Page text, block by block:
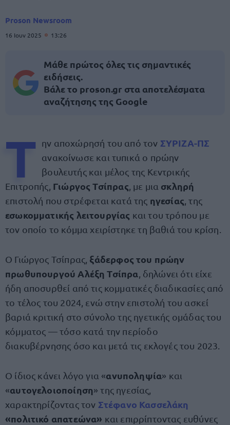
Proson Newsroom
16 Ιουν 2025 13:26
Μάθε πρώτος όλες τις σημαντικές
ειδήσεις.
Βάλε το proson.gr στα αποτελέσματα
αναζήτησης της Google
Τ ην αποχώρησή του από τον ΣΥΡΙΖΑ-ΠΣ
ανακοίνωσε και τυπικά ο πρώην
βουλευτής και μέλος της Κεντρικής
Επιτροπής, Γιώργος Τσίπρας , με μια σκληρή
επιστολή που στρέφεται κατά της ηγεσίας , της
εσωκομματικής λειτουργίας και του τρόπου με
τον οποίο το κόμμα χειρίστηκε τη βαθιά του κρίση.
Ο Γιώργος Τσίπρας, ξάδερφος του πρώην
πρωθυπουργού Αλέξη Τσίπρα , δηλώνει ότι είχε
ήδη αποσυρθεί από τις κομματικές διαδικασίες από
το τέλος του 2024, ενώ στην επιστολή του ασκεί
βαριά κριτική στο σύνολο της ηγετικής ομάδας του
κόμματος — τόσο κατά την περίοδο
διακυβέρνησης όσο και μετά τις εκλογές του 2023.
Ο ίδιος κάνει λόγο για «ανυποληψία» και
«αυτογελοιοποίηση» της ηγεσίας,
χαρακτηρίζοντας τον Στέφανο Κασσελάκη
«πολιτικό απατεώνα» και επιρρίπτοντας ευθύνες